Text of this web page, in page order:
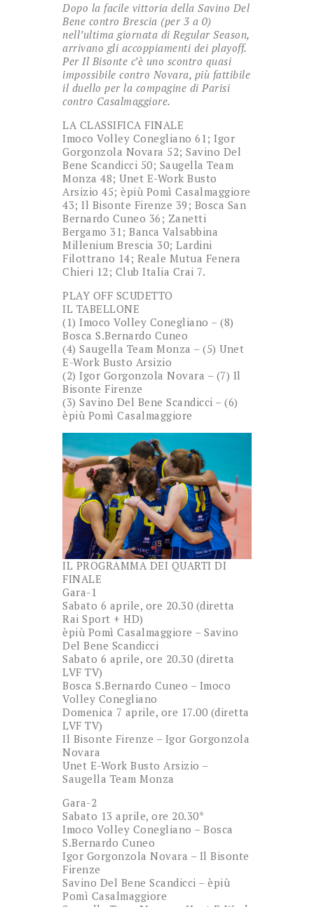
Dopo la facile vittoria della Savino Del
Bene contro Brescia (per 3 a 0)
nell’ultima giornata di Regular Season,
arrivano gli accoppiamenti dei playoff.
Per Il Bisonte c’è uno scontro quasi
impossibile contro Novara, più fattibile
il duello per la compagine di Parisi
contro Casalmaggiore.
LA CLASSIFICA FINALE
Imoco Volley Conegliano 61; Igor
Gorgonzola Novara 52; Savino Del
Bene Scandicci 50; Saugella Team
Monza 48; Unet E-Work Busto
Arsizio 45; èpiù Pomì Casalmaggiore
43; Il Bisonte Firenze 39; Bosca San
Bernardo Cuneo 36; Zanetti
Bergamo 31; Banca Valsabbina
Millenium Brescia 30; Lardini
Filottrano 14; Reale Mutua Fenera
Chieri 12; Club Italia Crai 7.
PLAY OFF SCUDETTO
IL TABELLONE
(1) Imoco Volley Conegliano – (8)
Bosca S.Bernardo Cuneo
(4) Saugella Team Monza – (5) Unet
E-Work Busto Arsizio
(2) Igor Gorgonzola Novara – (7) Il
Bisonte Firenze
(3) Savino Del Bene Scandicci – (6)
èpiù Pomì Casalmaggiore
IL PROGRAMMA DEI QUARTI DI
FINALE
Gara-1
Sabato 6 aprile, ore 20.30 (diretta
Rai Sport + HD)
èpiù Pomì Casalmaggiore – Savino
Del Bene Scandicci
Sabato 6 aprile, ore 20.30 (diretta
LVF TV)
Bosca S.Bernardo Cuneo – Imoco
Volley Conegliano
Domenica 7 aprile, ore 17.00 (diretta
LVF TV)
Il Bisonte Firenze – Igor Gorgonzola
Novara
Unet E-Work Busto Arsizio –
Saugella Team Monza
Gara-2
Sabato 13 aprile, ore 20.30*
Imoco Volley Conegliano – Bosca
S.Bernardo Cuneo
Igor Gorgonzola Novara – Il Bisonte
Firenze
Savino Del Bene Scandicci – èpiù
Pomì Casalmaggiore